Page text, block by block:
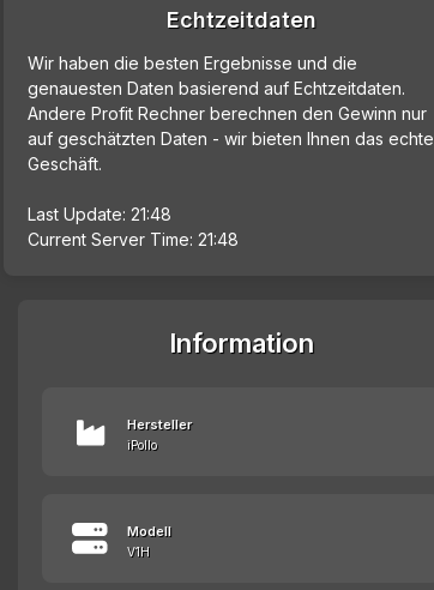
Echtzeitdaten
Wir haben die besten Ergebnisse und die
genauesten Daten basierend auf Echtzeitdaten.
Andere Profit Rechner berechnen den Gewinn nur
auf geschätzten Daten - wir bieten Ihnen das echte
Geschäft.
Last Update: 21:48
Current Server Time: 21:48
Information
Hersteller
iPollo
Modell
V1H